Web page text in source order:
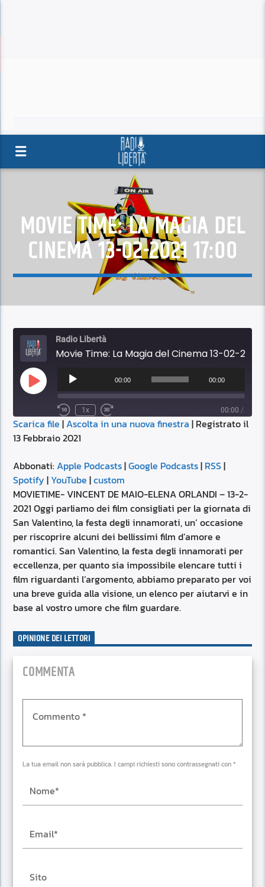
MOVIE TIME: LA MAGIA DEL
CINEMA 13-02-2021 17:00
Radio Libertà
Play
Episode
Audio
Player
00:00 00:00
1x 00:00 /
SUBSCRIBE SHARE
Apple Podcasts
YouTube
RSS FEED
SHARE
LINK
EMBED
Scarica file |Ascolta in una nuova finestra | Registrato il
13 Febbraio 2021
Abbonati:Apple Podcasts|Google Podcasts| RSS|
Spotify | YouTube |custom
MOVIETIME- VINCENT DE MAIO-ELENA ORLANDI – 13-2-
2021 Oggi parliamo dei film consigliati per la giornata di
San Valentino, la festa degli innamorati, un’ occasione
per riscoprire alcuni dei bellissimi film d’amore e
romantici. San Valentino, la festa degli innamorati per
eccellenza, per quanto sia impossibile elencare tutti i
film riguardanti l’argomento, abbiamo preparato per voi
una breve guida alla visione, un elenco per aiutarvi e in
base al vostro umore che film guardare.
OPINIONE DEI LETTORI
COMMENTA
La tua email non sarà pubblica. I campi richiesti sono contrassegnati con *